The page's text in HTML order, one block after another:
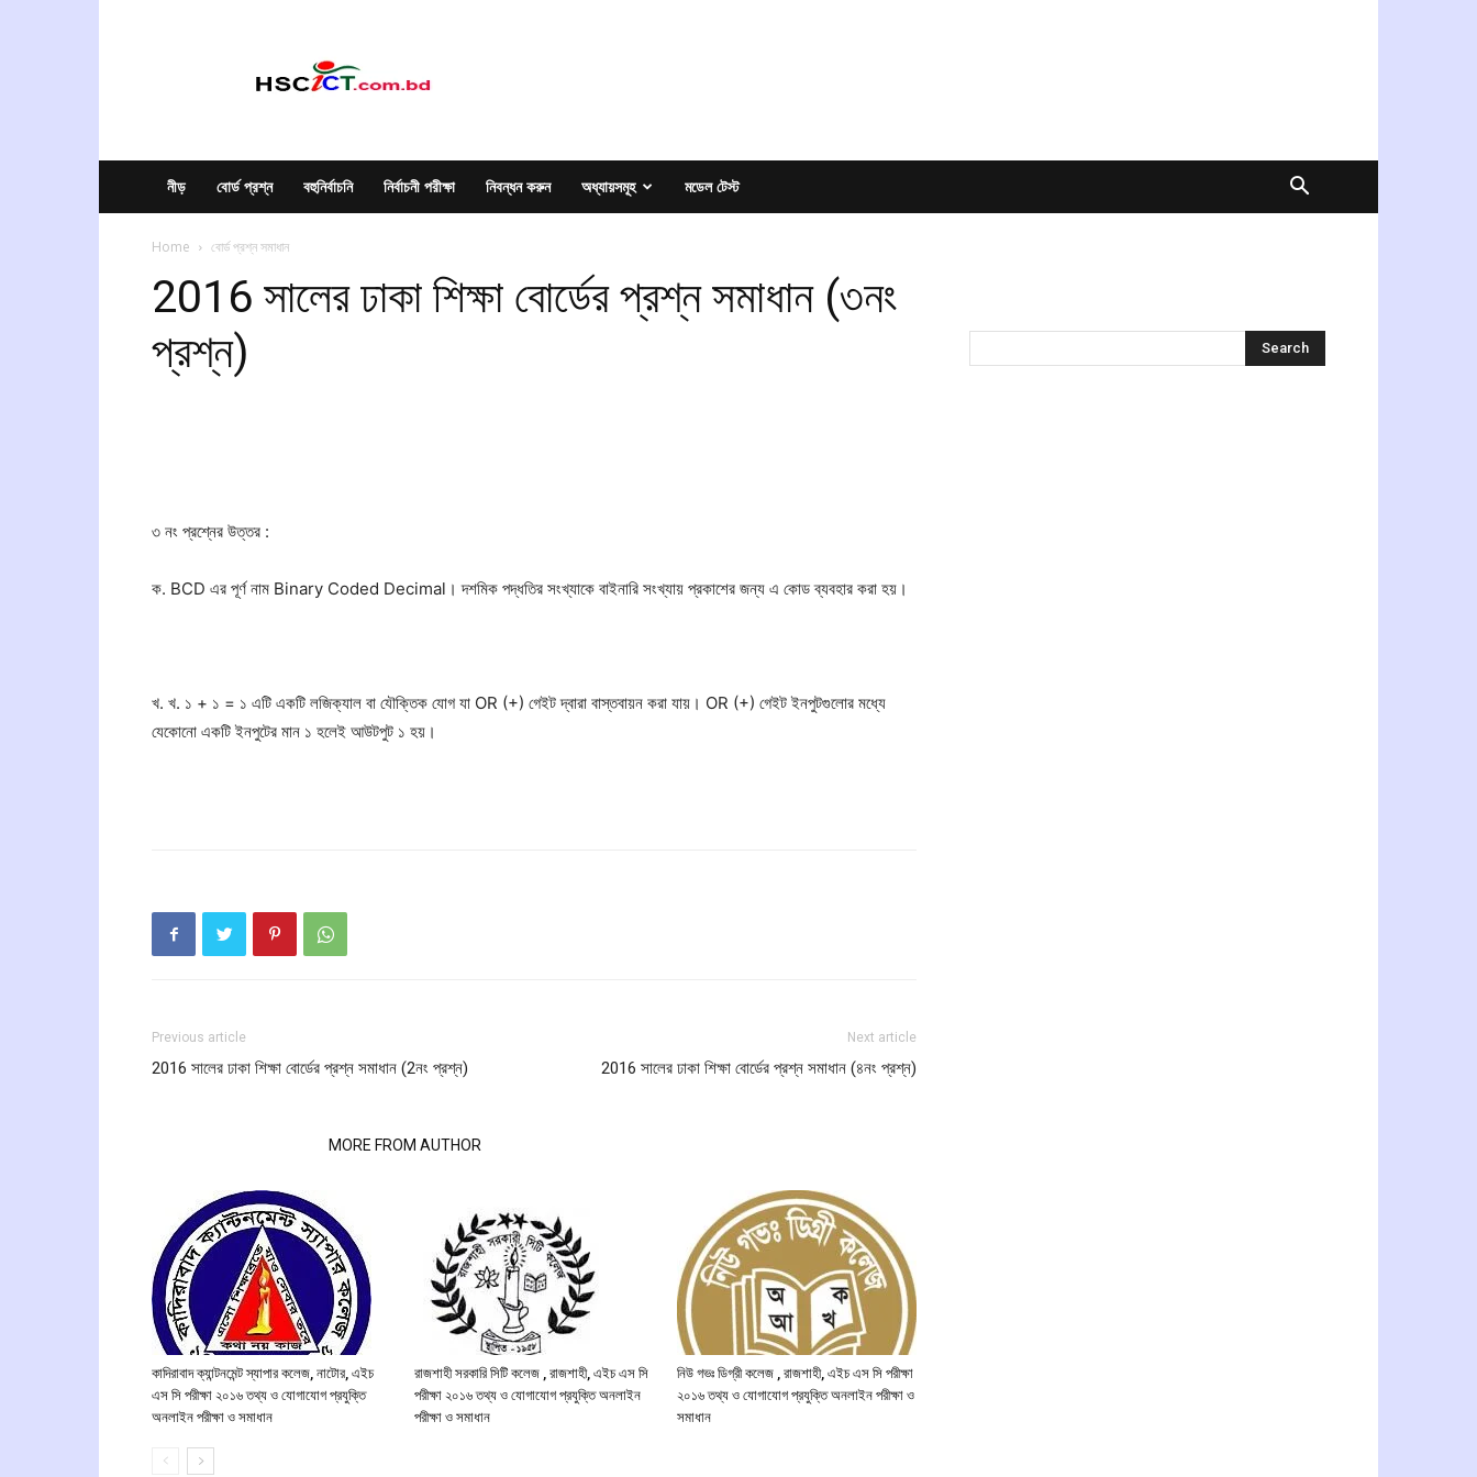
নীড় বোর্ড প্রশ্ন বহুনির্বাচনি নির্বাচনী পরীক্ষা নিবন্ধন করুন অধ্যায়সমূহ মডেল টেস্ট
Home বোর্ড প্রশ্ন সমাধান
2016 সালের ঢাকা শিক্ষা বোর্ডের প্রশ্ন সমাধান (৩নং
প্রশ্ন)
৩ নং প্রশ্নের উত্তর :
ক. BCD এর পূর্ণ নাম Binary Coded Decimal। দশমিক পদ্ধতির সংখ্যাকে বাইনারি সংখ্যায় প্রকাশের জন্য এ কোড ব্যবহার করা হয়।
খ. খ. ১ + ১ = ১ এটি একটি লজিক্যাল বা যৌক্তিক যোগ যা OR (+) গেইট দ্বারা বাস্তবায়ন করা যায়। OR (+) গেইট ইনপুটগুলোর মধ্যে
যেকোনো একটি ইনপুটের মান ১ হলেই আউটপুট ১ হয়।
Previous article
2016 সালের ঢাকা শিক্ষা বোর্ডের প্রশ্ন সমাধান (2নং প্রশ্ন)
Next article
2016 সালের ঢাকা শিক্ষা বোর্ডের প্রশ্ন সমাধান (৪নং প্রশ্ন)
MORE FROM AUTHOR
কাদিরাবাদ ক্যান্টনমেন্ট স্যাপার কলেজ, নাটোর, এইচ
এস সি পরীক্ষা ২০১৬ তথ্য ও যোগাযোগ প্রযুক্তি
অনলাইন পরীক্ষা ও সমাধান
রাজশাহী সরকারি সিটি কলেজ , রাজশাহী, এইচ এস সি
পরীক্ষা ২০১৬ তথ্য ও যোগাযোগ প্রযুক্তি অনলাইন
পরীক্ষা ও সমাধান
নিউ গভঃ ডিগ্রী কলেজ , রাজশাহী, এইচ এস সি পরীক্ষা
২০১৬ তথ্য ও যোগাযোগ প্রযুক্তি অনলাইন পরীক্ষা ও
সমাধান